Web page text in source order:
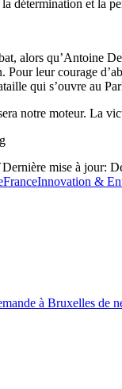
détermination et la
alors qu’Antoine
Pour leur courage
qui s’ouvre au
notre moteur. La
Dernière mise à jour:
FranceInnovation &
à Bruxelles de